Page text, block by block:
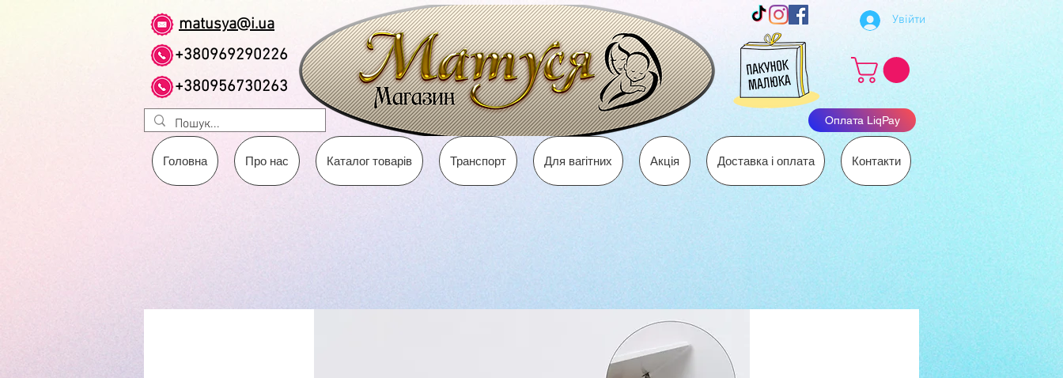
matusya@i.ua
+380969290226
+380956730263
Увійти
Оплата LiqPay
Головна Про нас Каталог товарів Транспорт Для вагітних Акція Доставка і оплата Контакти